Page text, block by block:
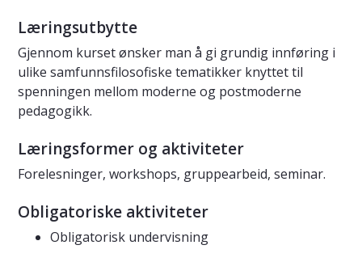
Læringsutbytte
Gjennom kurset ønsker man å gi grundig innføring i
ulike samfunnsfilosofiske tematikker knyttet til
spenningen mellom moderne og postmoderne
pedagogikk.
Læringsformer og aktiviteter
Forelesninger, workshops, gruppearbeid, seminar.
Obligatoriske aktiviteter
Obligatorisk undervisning